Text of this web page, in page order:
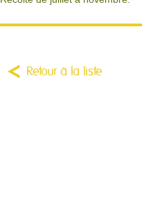
Retour à la liste